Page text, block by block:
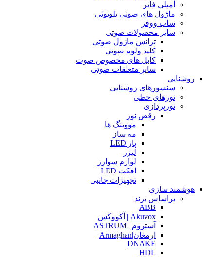
آمپلی فایر
ماژول های صوتی بلوتوثی
ساب ووفر
سایر محصولات صوتی
ترانس ماژول صوتی
کلید ولوم صوتی
کابل های مخصوص صوت
سایر متعلقات صوتی
روشنایی
سنسورهای روشنایی
نورهای خطی
نورپردازی
رقص نور
مووینگ ها
مه ساز
پار LED
لیزر
لوازم سوارز
افکت LED
تجهیزات جانبی
هوشمند سازی
براساس برند
ABB
Akuvox | آکووکس
آستروم | ASTRUM
ارمغان|Armaghan
DNAKE
HDL